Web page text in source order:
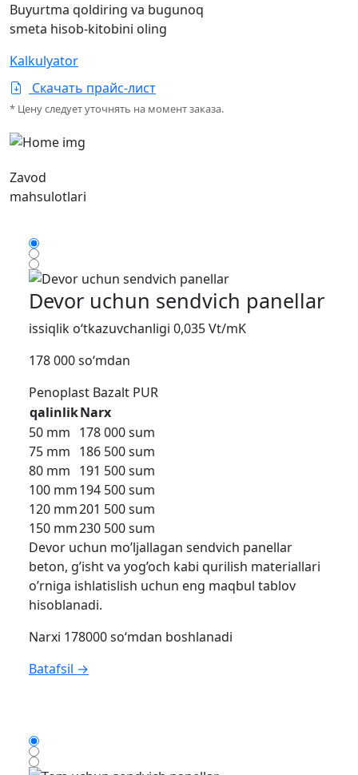
Buyurtma qoldiring va bugunoq
smeta hisob-kitobini oling
Kalkulyator
Скачать прайс-лист
* Цену следует уточнять на момент заказа.
Zavod
mahsulotlari
Devor uchun sendvich panellar
issiqlik o‘tkazuvchanligi 0,035 Vt/mK
178 000 so‘mdan
Penoplast Bazalt PUR
qalinlikNarx
50 mm 178 000 sum
75 mm 186 500 sum
80 mm 191 500 sum
100 mm194 500 sum
120 mm201 500 sum
150 mm230 500 sum
Devor uchun mo’ljallagan sendvich panellar
beton, g’isht va yog’och kabi qurilish materiallari
o’rniga ishlatislish uchun eng maqbul tablov
hisoblanadi.
Narxi 178000 so‘mdan boshlanadi
Batafsil →